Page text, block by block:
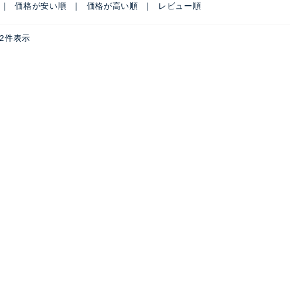
価格が安い順 価格が高い順 レビュー順
2件表示